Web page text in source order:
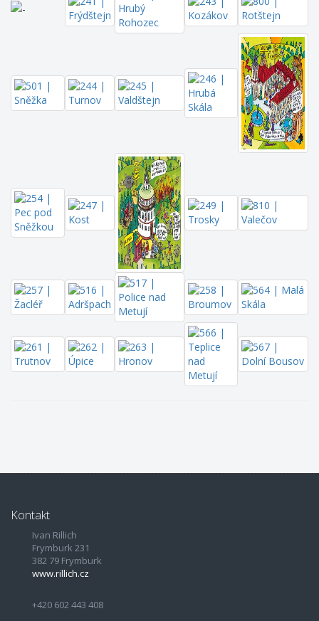
Kontakt
Ivan Rillich
Frymburk 231
382 79 Frymburk
www.rillich.cz
+420 602 443 408